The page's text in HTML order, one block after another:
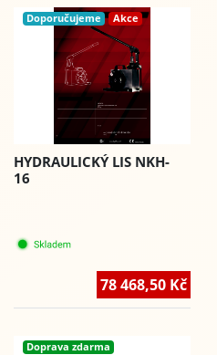
Doporučujeme Akce
HYDRAULICKÝ LIS NKH-
16
78 468,50 Kč
Doprava zdarma